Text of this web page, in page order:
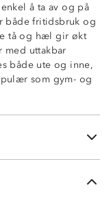
å ta av og på
både fritidsbruk og
tå og hæl gir økt
med uttakbar
både ute og inne,
som gym- og